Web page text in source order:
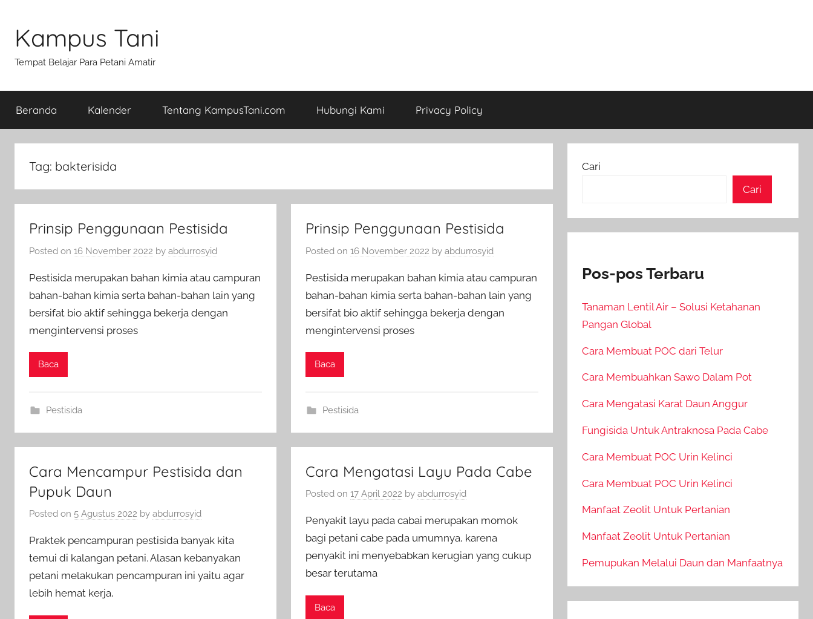
content
Kampus Tani
Tempat Belajar Para Petani Amatir
Beranda Kalender Tentang KampusTani.com Hubungi Kami Privacy Policy
Tag: bakterisida
Prinsip Penggunaan Pestisida
Posted on 16 November 2022 by abdurrosyid
Pestisida merupakan bahan kimia atau campuran
bahan-bahan kimia serta bahan-bahan lain yang
bersifat bio aktif sehingga bekerja dengan
mengintervensi proses
Baca
Pestisida
Prinsip Penggunaan Pestisida
Posted on16 November 2022 byabdurrosyid
Pestisida merupakan bahan kimia atau campuran
bahan-bahan kimia serta bahan-bahan lain yang
bersifat bio aktif sehingga bekerja dengan
mengintervensi proses
Baca
Pestisida
Cara Mencampur Pestisida dan
Pupuk Daun
Posted on 5 Agustus 2022 by abdurrosyid
Praktek pencampuran pestisida banyak kita
temui di kalangan petani. Alasan kebanyakan
petani melakukan pencampuran ini yaitu agar
lebih hemat kerja,
Cara Mengatasi Layu Pada Cabe
Posted on17 April 2022 byabdurrosyid
Penyakit layu pada cabai merupakan momok
bagi petani cabe pada umumnya, karena
penyakit ini menyebabkan kerugian yang cukup
besar terutama
Baca
Cari
Cari
Pos-pos Terbaru
Tanaman Lentil Air – Solusi Ketahanan
Pangan Global
Cara Membuat POC dari Telur
Cara Membuahkan Sawo Dalam Pot
Cara Mengatasi Karat Daun Anggur
Fungisida Untuk Antraknosa Pada Cabe
Cara Membuat POC Urin Kelinci
Cara Membuat POC Urin Kelinci
Manfaat Zeolit Untuk Pertanian
Manfaat Zeolit Untuk Pertanian
Pemupukan Melalui Daun dan Manfaatnya